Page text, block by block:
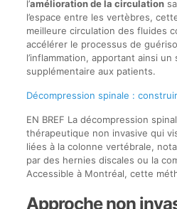
l’amélioration de la circulation
l’espace entre les vertèbres,
meilleure circulation des fluides
accélérer le processus de
l’inflammation, apportant ainsi un
supplémentaire aux patients.
Décompression spinale :
EN BREF La décompression
thérapeutique non invasive qui
liées à la colonne vertébrale,
par des hernies discales ou la
Accessible à Montréal, cette
Approche non